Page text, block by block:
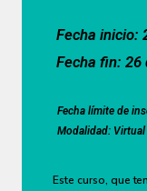
Fecha inicio:
Fecha fin: 26
Fecha límite de
Modalidad: Virtual
Este curso, que